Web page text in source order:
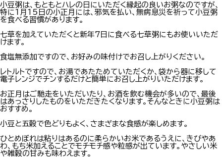
小豆粥は、もともとハレの日にいただく縁起の良いお粥なのですが、
特に1月15日の小正月には、邪気を払い、無病息災を祈って小豆粥
を食べる習慣があります。
七草を加えていただくと新年7日に食べる七草粥にもお使いいただ
けます。
食塩無添加ですので、お好みの味付けでお召し上がりください。
レトルトですので、お湯であたためていただくか、袋から器に移して
電子レンジでチンするだけと簡単にお召し上がりいただけます。
お正月はご馳走をいただいたり、お酒を飲む機会が多いので、最後
はあっさりしたものをいただきたくなります。そんなときに小豆粥は
おすすめ。
小豆と五穀で色どりもよく、さまざまな食感が楽しめます。
ひとめぼれは粘りはあるのに柔らかいお米であるうえに、きびやあ
わ、もち米加えることでモチモチ感や粒感が出ています。やさしい米
や雑穀の甘みも味わえます。